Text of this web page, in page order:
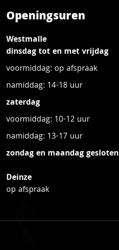
Openingsuren
Westmalle
dinsdag tot en met vrijdag
voormiddag: op afspraak
namiddag: 14-18 uur
zaterdag
voormiddag: 10-12 uur
namiddag: 13-17 uur
zondag en maandag gesloten
Deinze
op afspraak